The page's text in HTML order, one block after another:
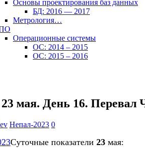
Основы проектирования баз данных
БД: 2016 — 2017
Метрология…
Операционные системы
ОС: 2014 – 2015
ОС: 2015 – 2016
мая. День 16.
Непал-2023 0
Суточные показатели 23 мая: